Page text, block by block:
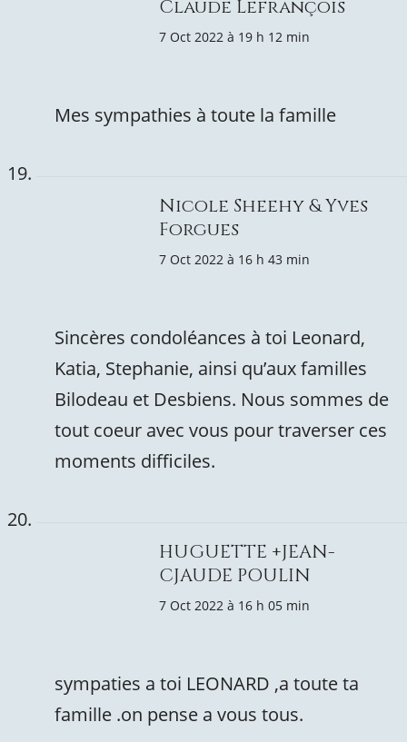
Claude Lefrançois
7 Oct 2022 à 19 h 12 min
Mes sympathies à toute la famille
Nicole Sheehy & Yves
Forgues
7 Oct 2022 à 16 h 43 min
Sincères condoléances à toi Leonard,
Katia, Stephanie, ainsi qu’aux familles
Bilodeau et Desbiens. Nous sommes de
tout coeur avec vous pour traverser ces
moments difficiles.
HUGUETTE +JEAN-
CJAUDE POULIN
7 Oct 2022 à 16 h 05 min
sympaties a toi LEONARD ,a toute ta
famille .on pense a vous tous.